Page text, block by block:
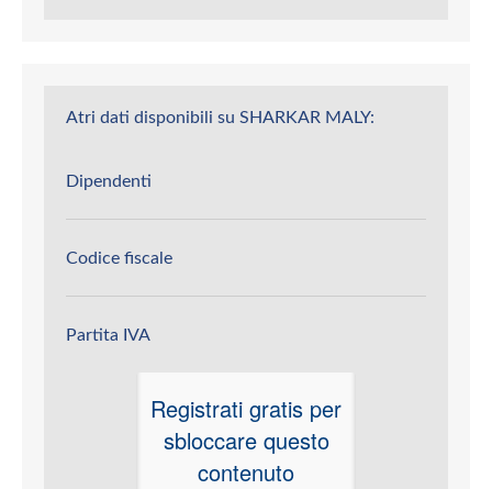
Atri dati disponibili su SHARKAR MALY:
Dipendenti
Codice fiscale
Partita IVA
Registrati gratis per
sbloccare questo
contenuto